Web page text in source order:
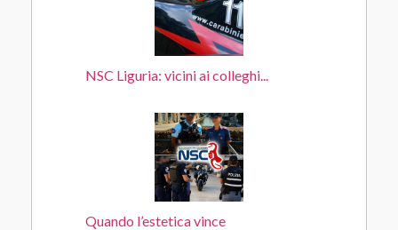
NSC Liguria: vicini ai colleghi...
Quando l’estetica vince